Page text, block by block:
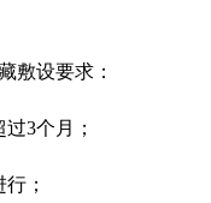
设要求：
3个月；
；